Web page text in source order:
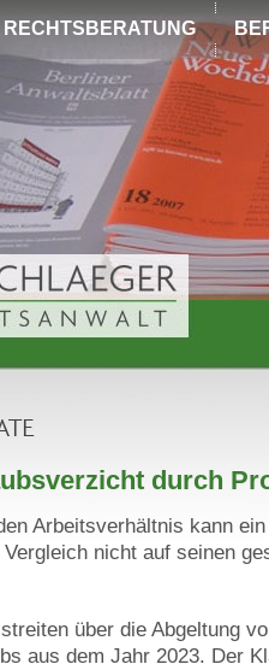
RECHTSBERATUNG
durch
Arbeitsverhältnis kann
nicht auf seinen
über die Abgeltung
aus dem Jahr 2023. Der